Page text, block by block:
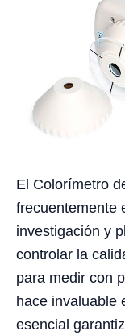
El Colorímetro
frecuentemente
investigación y
controlar la
para medir con
hace invaluable
esencial